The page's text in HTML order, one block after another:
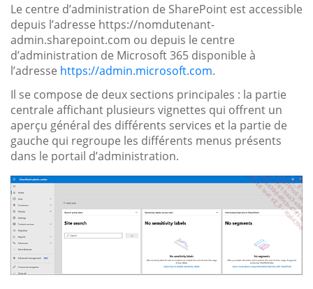
Le centre d’administration de SharePoint est accessible
depuis l’adresse https://nomdutenant-
admin.sharepoint.com ou depuis le centre
d’administration de Microsoft 365 disponible à
l’adresse https://admin.microsoft.com.
Il se compose de deux sections principales : la partie
centrale affichant plusieurs vignettes qui offrent un
aperçu général des différents services et la partie de
gauche qui regroupe les différents menus présents
dans le portail d’administration.